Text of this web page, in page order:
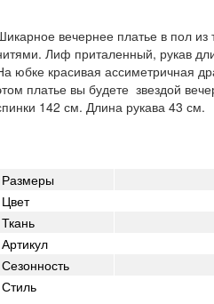
вечернее платье в пол
Лиф приталенный, рукав
юбке красивая ассиметричная
платье вы будете звездой
142 см. Длина рукава 43 см.
Размеры
Цвет
Ткань
Артикул
Сезонность
Стиль